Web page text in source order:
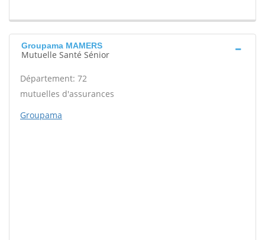
Groupama MAMERS
Mutuelle Santé Sénior
Département: 72
mutuelles d'assurances
Groupama